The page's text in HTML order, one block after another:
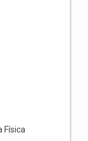
Física